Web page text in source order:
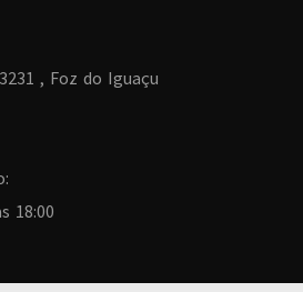
, Foz do Iguaçu
18:00